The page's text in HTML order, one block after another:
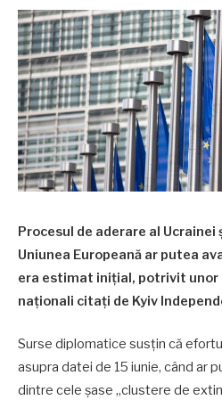
Procesul de aderare al Ucrainei
Uniunea Europeană ar putea
era estimat inițial, potrivit unor
naționali citați de Kyiv
Surse diplomatice susțin că
asupra datei de 15 iunie, când ar
dintre cele șase „clustere de